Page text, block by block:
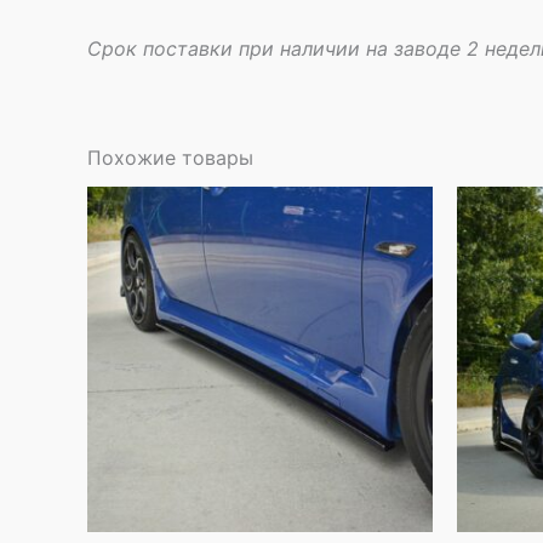
Срок поставки при наличии на заводе 2
Похожие товары